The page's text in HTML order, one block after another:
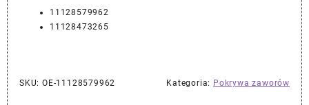
11128579962
11128473265
SKU: OE-11128579962 Kategoria: Pokrywa zaworów